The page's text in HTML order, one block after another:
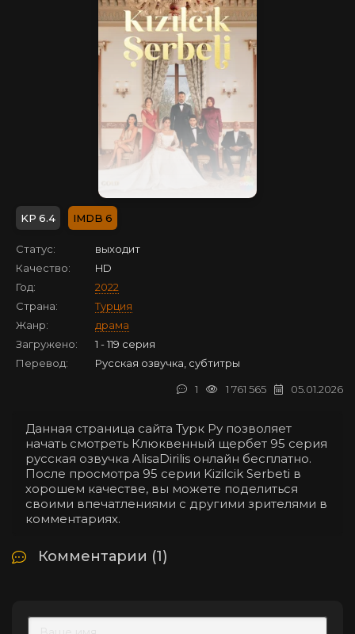
6.4 6
Статус:
выходит
Качество:
HD
Год:
2022
Страна:
Турция
Жанр:
драма
Загружено:
1 - 119 серия
Перевод:
Русская озвучка, субтитры
05.01.2026
1 761 565
1
Данная страница сайта Турк Ру позволяет
начать смотреть Клюквенный щербет 95 серия
русская озвучка AlisaDirilis онлайн бесплатно.
После просмотра 95 серии Kizilcik Serbeti в
хорошем качестве, вы можете поделиться
своими впечатлениями с другими зрителями в
комментариях.
Комментарии (1)